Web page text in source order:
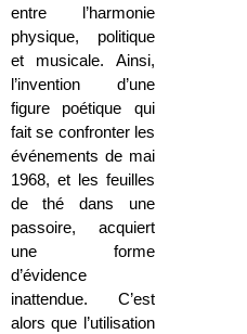
entre l’harmonie
physique, politique
et musicale. Ainsi,
l’invention d’une
figure poétique qui
fait se confronter les
événements de mai
1968, et les feuilles
de thé dans une
passoire, acquiert
une forme
d’évidence
inattendue. C’est
alors que l’utilisation